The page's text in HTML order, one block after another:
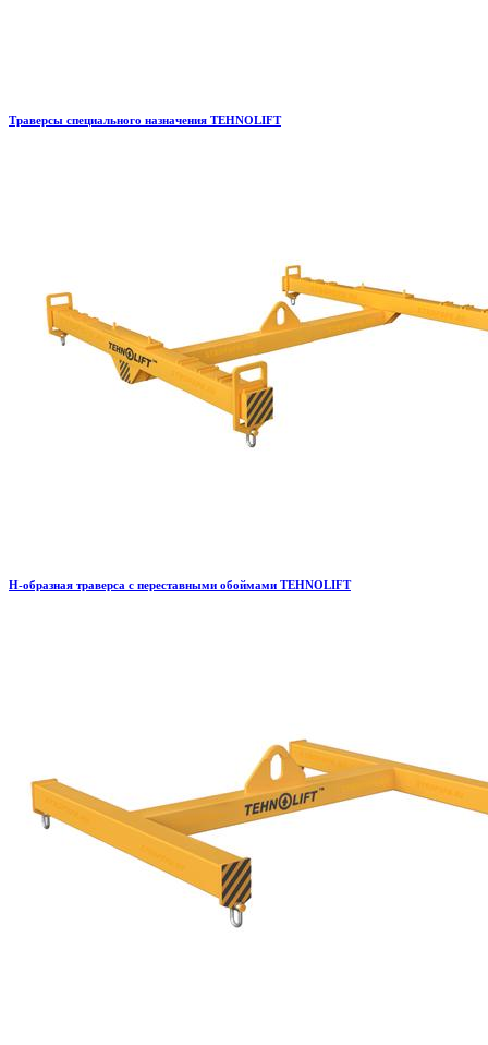
Траверсы специального назначения TEHNOLIFT
H-образная траверса с переставными обоймами TEHNOLIFT